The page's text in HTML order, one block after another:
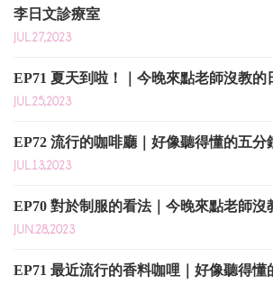
李日文診療室
JUL.27,2023
EP71 夏天到啦！｜今晚來點老師沒教的
JUL.25,2023
EP72 流行的咖啡廳｜好像聽得懂的五分
JUL.13,2023
EP70 對於制服的看法｜今晚來點老師沒
JUN.28,2023
EP71 最近流行的香料咖哩｜好像聽得懂